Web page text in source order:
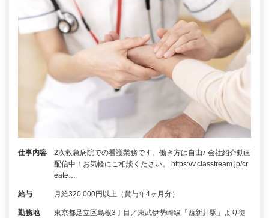
仕事内容
2次救急病院での看護業務です。働き方は自由♪ 会社紹介動画
配信中！お気軽にご相談ください。 https://v.classtream.jp/cr
eate…
給与 月給320,000円以上（賞与年4ヶ月分）
勤務地
東京都足立区島根3丁目／東武伊勢崎線「西新井駅」より徒